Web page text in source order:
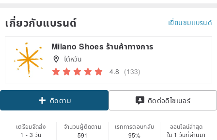
เกี่ยวกับแบรนด์ เยี่ยมชมแบรนด์
Milano Shoes ร้านค้าทางการ
ไต้หวัน
4.8 (133)
ติดตาม
ติดต่อดีไซเนอร์
เตรียมจัดส่ง
1 - 3 วัน
จำนวนผู้ติดตาม
591
เรทการตอบกลับ
95%
ออนไลน์ล่าสุด
ใน 1 วันที่ผ่านมา